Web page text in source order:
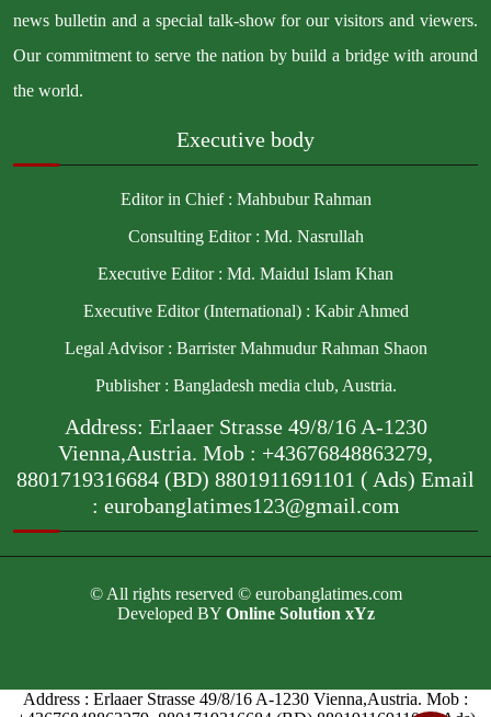
news bulletin and a special talk-show for our visitors and viewers.
Our commitment to serve the nation by build a bridge with around
the world.
Executive body
Editor in Chief : Mahbubur Rahman
Consulting Editor : Md. Nasrullah
Executive Editor : Md. Maidul Islam Khan
Executive Editor (International) : Kabir Ahmed
Legal Advisor : Barrister Mahmudur Rahman Shaon
Publisher : Bangladesh media club, Austria.
Address: Erlaaer Strasse 49/8/16 A-1230
Vienna,Austria. Mob : +43676848863279,
8801719316684 (BD) 8801911691101 ( Ads) Email
: eurobanglatimes123@gmail.com
© All rights reserved © eurobanglatimes.com
Developed BY Online Solution xYz
Address : Erlaaer Strasse 49/8/16 A-1230 Vienna,Austria. Mob :